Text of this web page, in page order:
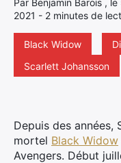
Par Benjamin Barois ,
2021 - 2 minutes de
Black Widow
Scarlett Johansson
Depuis des années,
mortel Black Widow
Avengers. Début